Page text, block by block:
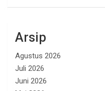
Arsip
Agustus 2026
Juli 2026
Juni 2026